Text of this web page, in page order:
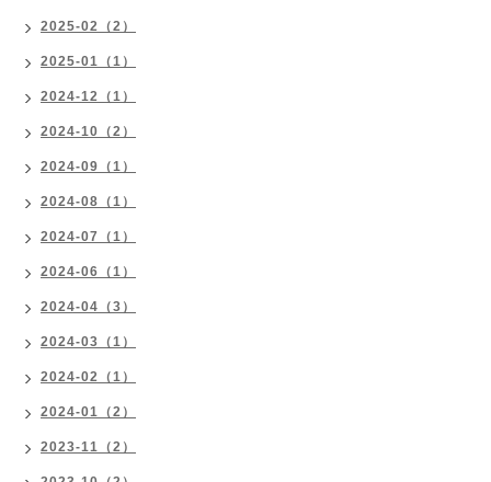
2025-02（2）
2025-01（1）
2024-12（1）
2024-10（2）
2024-09（1）
2024-08（1）
2024-07（1）
2024-06（1）
2024-04（3）
2024-03（1）
2024-02（1）
2024-01（2）
2023-11（2）